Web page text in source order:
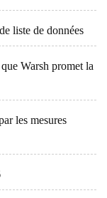
liste de données
Warsh promet la
les mesures